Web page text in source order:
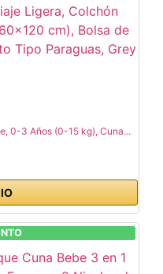
0-3 Años (0-15 kg), Cuna...